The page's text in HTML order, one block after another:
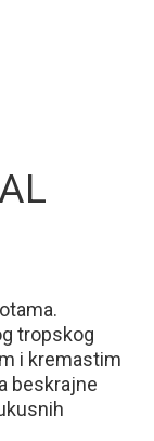
tropskog
i kremastim
beskrajne